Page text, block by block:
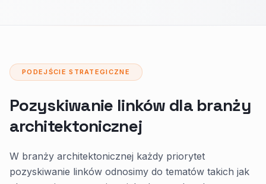
PODEJŚCIE STRATEGICZNE
Pozyskiwanie linków dla branży
architektonicznej
W branży architektonicznej każdy priorytet
pozyskiwanie linków odnosimy do tematów takich jak